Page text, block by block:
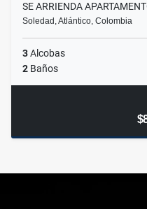
SE ARRIENDA
Soledad, Atlántico, Colombia
3Alcobas
2 Baños